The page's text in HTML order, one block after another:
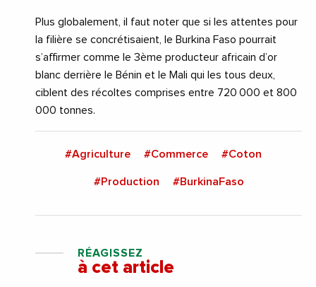
Plus globalement, il faut noter que si les attentes pour
la filière se concrétisaient, le Burkina Faso pourrait
s’affirmer comme le 3ème producteur africain d’or
blanc derrière le Bénin et le Mali qui les tous deux,
ciblent des récoltes comprises entre 720 000 et 800
000 tonnes.
#Agriculture #Commerce #Coton
#Production #BurkinaFaso
RÉAGISSEZ
à cet article